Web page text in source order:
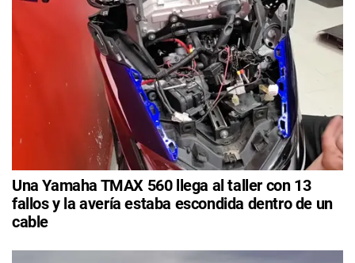
Una Yamaha TMAX 560 llega al taller con 13
fallos y la avería estaba escondida dentro de un
cable